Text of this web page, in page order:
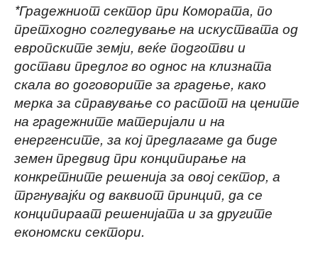
*Градежниот сектор при Комората, по
претходно согледување на искуствата од
европските земји, веќе подготви и
достави предлог во однос на клизната
скала во договорите за градење, како
мерка за справување со растот на цените
на градежните материјали и на
енергенсите, за кој предлагаме да биде
земен предвид при конципирање на
конкретните решенија за овој сектор, а
тргнувајќи од ваквиот принцип, да се
конципираат решенијата и за другите
економски сектори.